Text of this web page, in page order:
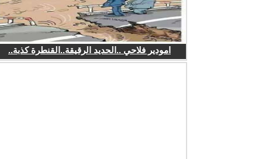
امودير فلاحي ..الحديد الرقيقة..القنطرة كذبة..